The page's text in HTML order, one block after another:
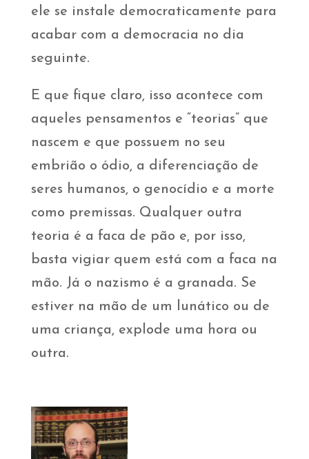
ele se instale democraticamente para
acabar com a democracia no dia
seguinte.
E que fique claro, isso acontece com
aqueles pensamentos e “teorias” que
nascem e que possuem no seu
embrião o ódio, a diferenciação de
seres humanos, o genocídio e a morte
como premissas. Qualquer outra
teoria é a faca de pão e, por isso,
basta vigiar quem está com a faca na
mão. Já o nazismo é a granada. Se
estiver na mão de um lunático ou de
uma criança, explode uma hora ou
outra.